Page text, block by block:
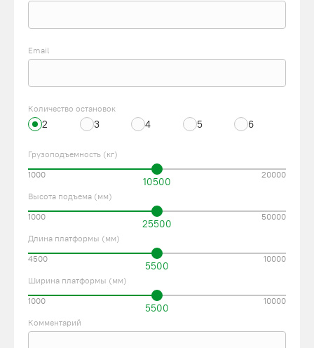
Email
Количество остановок
2 3 4 5 6
Грузоподъемность (кг)
10500
1000 20000
Высота подъема (мм)
25500
1000 50000
Длина платформы (мм)
5500
4500 10000
Ширина платформы (мм)
5500
1000 10000
Комментарий